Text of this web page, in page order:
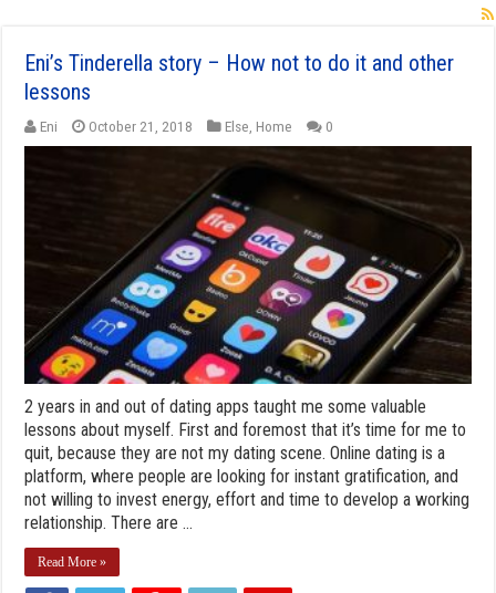
Eni’s Tinderella story – How not to do it and other
lessons
Eni October 21, 2018 Else Home 0
2 years in and out of dating apps taught me some valuable
lessons about myself. First and foremost that it’s time for me to
quit, because they are not my dating scene. Online dating is a
platform, where people are looking for instant gratification, and
not willing to invest energy, effort and time to develop a working
relationship. There are ...
Read More »